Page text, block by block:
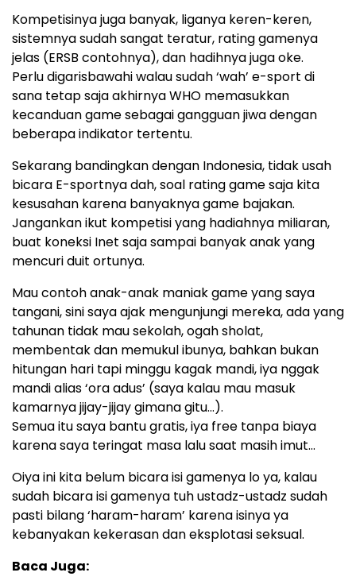
Kompetisinya juga banyak, liganya keren-keren,
sistemnya sudah sangat teratur, rating gamenya
jelas (ERSB contohnya), dan hadihnya juga oke.
Perlu digarisbawahi walau sudah ‘wah’ e-sport di
sana tetap saja akhirnya WHO memasukkan
kecanduan game sebagai gangguan jiwa dengan
beberapa indikator tertentu.
Sekarang bandingkan dengan Indonesia, tidak usah
bicara E-sportnya dah, soal rating game saja kita
kesusahan karena banyaknya game bajakan.
Jangankan ikut kompetisi yang hadiahnya miliaran,
buat koneksi Inet saja sampai banyak anak yang
mencuri duit ortunya.
Mau contoh anak-anak maniak game yang saya
tangani, sini saya ajak mengunjungi mereka, ada yang
tahunan tidak mau sekolah, ogah sholat,
membentak dan memukul ibunya, bahkan bukan
hitungan hari tapi minggu kagak mandi, iya nggak
mandi alias ‘ora adus’ (saya kalau mau masuk
kamarnya jijay-jijay gimana gitu…).
Semua itu saya bantu gratis, iya free tanpa biaya
karena saya teringat masa lalu saat masih imut…
Oiya ini kita belum bicara isi gamenya lo ya, kalau
sudah bicara isi gamenya tuh ustadz-ustadz sudah
pasti bilang ‘haram-haram’ karena isinya ya
kebanyakan kekerasan dan eksplotasi seksual.
Baca Juga: